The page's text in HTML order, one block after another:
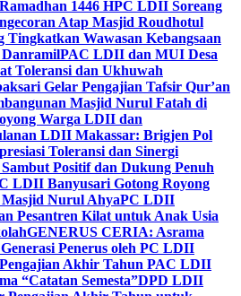
1446 HPC LDII Soreang
Atap Masjid Roudhotul
Wawasan Kebangsaan
DanramilPAC LDII dan MUI Desa
Toleransi dan Ukhuwah
Gelar Pengajian Tafsir Qur’an
Masjid Nurul Fatah di
Warga LDII dan
LDII Makassar: Brigjen Pol
Toleransi dan Sinergi
Positif dan Dukung Penuh
LDII Banyusari Gotong Royong
Nurul AhyaPC LDII
Pesantren Kilat untuk Anak Usia
GENERUS CERIA: Asrama
Penerus oleh PC LDII
Akhir Tahun PAC LDII
“Catatan Semesta”DPD LDII